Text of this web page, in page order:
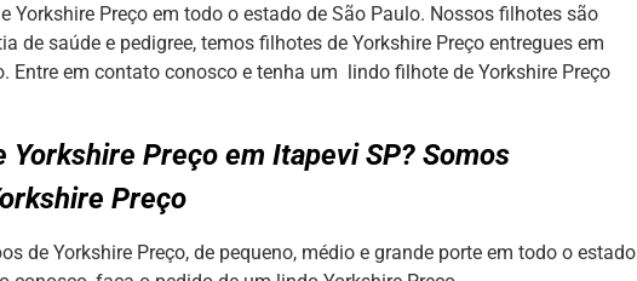
Yorkshire Preço em todo o estado de São Paulo. Nossos filhotes são
de saúde e pedigree, temos filhotes de Yorkshire Preço entregues em
Entre em contato conosco e tenha um lindo filhote de Yorkshire Preço
Preço em Itapevi SP? Somos
Preço
de Yorkshire Preço, de pequeno, médio e grande porte em todo o estado